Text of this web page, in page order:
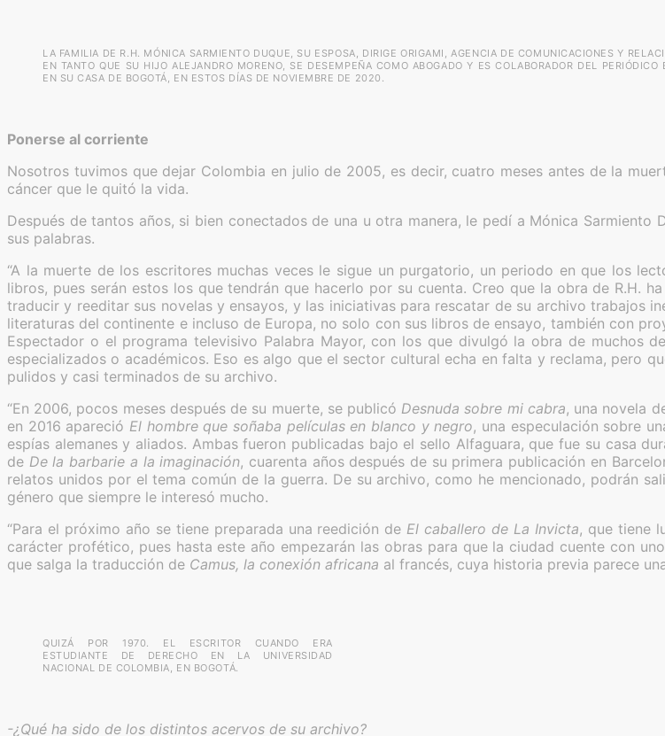
LA FAMILIA DE R.H. MÓNICA SARMIENTO DUQUE, SU ESPOSA, DIRIGE ORIGAMI, AGENCIA DE COMUNICACIONES Y
EN TANTO QUE SU HIJO ALEJANDRO MORENO, SE DESEMPEÑA COMO ABOGADO Y ES COLABORADOR DEL PERIÓDICO
EN SU CASA DE BOGOTÁ, EN ESTOS DÍAS DE NOVIEMBRE DE 2020.
Ponerse al corriente
Nosotros tuvimos que dejar Colombia en julio de 2005, es decir, cuatro meses antes de la
cáncer que le quitó la vida.
Después de tantos años, si bien conectados de una u otra manera, le pedí a Mónica
sus palabras.
“A la muerte de los escritores muchas veces le sigue un purgatorio, un periodo en que los
libros, pues serán estos los que tendrán que hacerlo por su cuenta. Creo que la obra de R.H.
traducir y reeditar sus novelas y ensayos, y las iniciativas para rescatar de su archivo trabajos
literaturas del continente e incluso de Europa, no solo con sus libros de ensayo, también con
Espectador o el programa televisivo Palabra Mayor, con los que divulgó la obra de muchos
especializados o académicos. Eso es algo que el sector cultural echa en falta y reclama, pero
pulidos y casi terminados de su archivo.
“En 2006, pocos meses después de su muerte, se publicó Desnuda sobre mi cabra, una novela
en 2016 apareció El hombre que soñaba películas en blanco y negro, una especulación sobre
espías alemanes y aliados. Ambas fueron publicadas bajo el sello Alfaguara, que fue su casa
de De la barbarie a la imaginación, cuarenta años después de su primera publicación en
relatos unidos por el tema común de la guerra. De su archivo, como he mencionado, podrán
género que siempre le interesó mucho.
“Para el próximo año se tiene preparada una reedición de El caballero de La Invicta, que tiene
carácter profético, pues hasta este año empezarán las obras para que la ciudad cuente con
que salga la traducción de Camus, la conexión africana al francés, cuya historia previa parece
QUIZÁ POR 1970. EL ESCRITOR CUANDO ERA
ESTUDIANTE DE DERECHO EN LA UNIVERSIDAD
NACIONAL DE COLOMBIA, EN BOGOTÁ.
-¿Qué ha sido de los distintos acervos de su archivo?